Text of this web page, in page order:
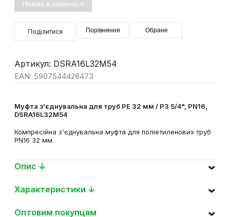
Немає в наявності
Поділитися Порівняння Обране
Артикул: DSRA16L32M54
EAN: 5907544428473
Муфта з'єднувальна для труб PE 32 мм / РЗ 5/4", PN16,
DSRA16L32M54
Компресійна з'єднувальна муфта для поліетиленових труб
PN16 32 мм.
Опис ↓
Характеристики ↓
Оптовим покупцям